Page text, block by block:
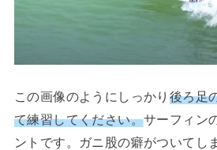
この画像のようにしっかり 後ろ足
て練習してください。サーフィン
ントです。ガニ股の癖がついてし